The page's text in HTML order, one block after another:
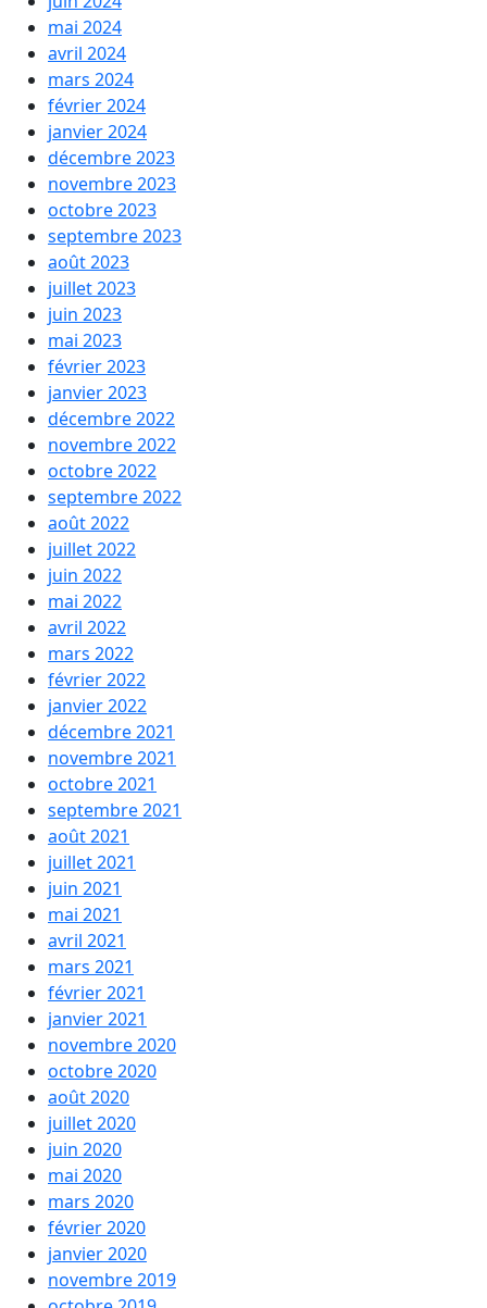
mai 2024
avril 2024
mars 2024
février 2024
janvier 2024
décembre 2023
novembre 2023
octobre 2023
septembre 2023
août 2023
juillet 2023
juin 2023
mai 2023
février 2023
janvier 2023
décembre 2022
novembre 2022
octobre 2022
septembre 2022
août 2022
juillet 2022
juin 2022
mai 2022
avril 2022
mars 2022
février 2022
janvier 2022
décembre 2021
novembre 2021
octobre 2021
septembre 2021
août 2021
juillet 2021
juin 2021
mai 2021
avril 2021
mars 2021
février 2021
janvier 2021
novembre 2020
octobre 2020
août 2020
juillet 2020
juin 2020
mai 2020
mars 2020
février 2020
janvier 2020
novembre 2019